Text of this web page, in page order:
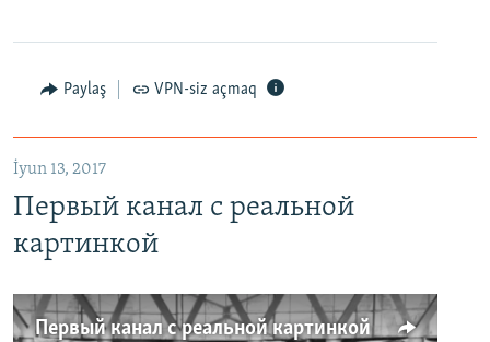
Paylaş VPN-siz açmaq
İyun 13, 2017
Первый канал с реальной
картинкой
Первый канал с реальной картинкой